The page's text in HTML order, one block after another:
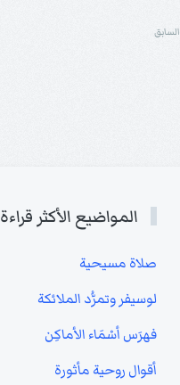
السابق
المواضيع الأكثر قراءة
صلاة مسيحية
لوسيفر وتمرُّد الملائكة
فهرَس أسْمَاء الأماكِن
أقوال روحية مأثورة